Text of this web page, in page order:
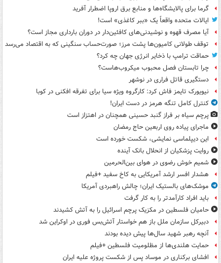
گرما برای پالایشگاه‌ها و منابع برق اروپا اضطرار آفرید
ایالات متحده واقعاً یک «ببر کاغذی» است!
آیا مصرف قهوه و نوشیدنی‌های کافئین‌دار در دوران بارداری مجاز است؟
توقف طولانی کامیون‌ها پشت مرز؛ صورت‌حساب سنگینی که به اقتصاد می‌رسد
حماقت ترامپ با ذخایر انرژی جهان چه کرد؟
چرا تابستان فصل محبوب میکروب‌هاست؟
دستگیری قاتل فراری در نوشهر
نیویورک تایمز فاش کرد: کارگروه ویژه سیا برای تفرقه افکنی در کوبا
کنترل کامل تنگه هرمز در دست ایران!
پرچم سیاه بر فراز گنبد حسینی همچنان در اهتزاز است
ماجرای پیاده روی اربعین حاج رمضان
این دیپلماسی نمایشی، شکست خورده است
روایت پزشکیان از انحلال بانک آینده
شمیم خوش رضوی در هوای بین‌الحرمین
هشدار افسر ارشد آمریکایی به کاخ سفید +فیلم
موشک‌های بالستیک ایران؛ چالش راهبردی آمریکا
باید افراد کارآمدتر را به کار گرفت
حامیان فلسطین در مکزیک پرچم اسرائیل را به آتش کشیدند
دبیرکل سازمان ملل باز هم خواستار آتش‌بس فوری در اوکراین شد
آنچه رهبر شهید سال‌ها پیش دیده بودند
حمایت هلندی‌ها از مظلومیت فلسطین +فیلم
افشای برکناری در موساد پس از شکست پروژه علیه ایران